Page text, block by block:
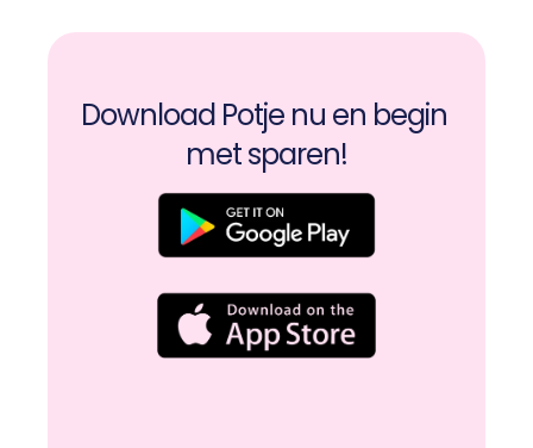
Download Potje nu en begin
met sparen!